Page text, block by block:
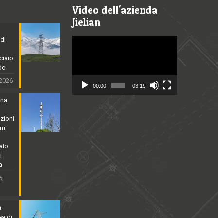
Video dell'azienda
Jielian
00:00 03:19